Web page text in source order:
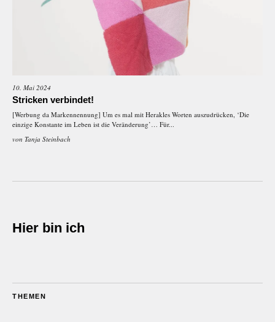
10. Mai 2024
Stricken verbindet!
[Werbung da Markennennung] Um es mal mit Herakles Worten auszudrücken, ‘Die
einzige Konstante im Leben ist die Veränderung’… Für...
von Tanja Steinbach
Hier bin ich
THEMEN